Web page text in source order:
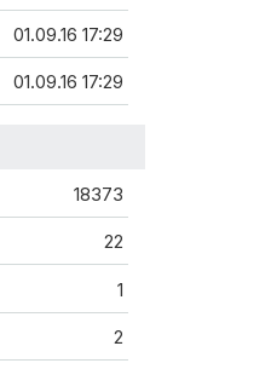
01.09.16 17:29
01.09.16 17:29
18373
22
1
2